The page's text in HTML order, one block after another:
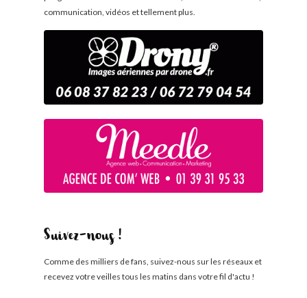
communication, vidéos et tellement plus.
Suivez-nous !
Comme des milliers de fans, suivez-nous sur les réseaux et
recevez votre veilles tous les matins dans votre fil d'actu !